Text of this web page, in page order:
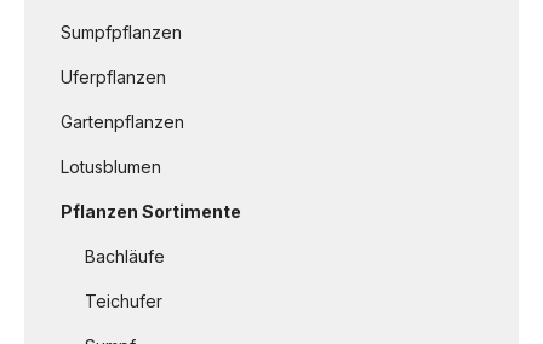
Sumpfpflanzen
Uferpflanzen
Gartenpflanzen
Lotusblumen
Pflanzen Sortimente
Bachläufe
Teichufer